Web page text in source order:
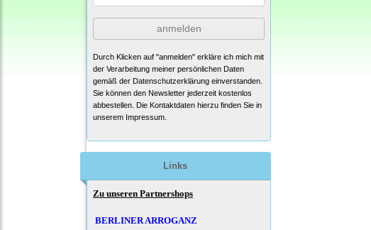
anmelden
Durch Klicken auf "anmelden" erkläre ich mich mit
der Verarbeitung meiner persönlichen Daten
gemäß der Datenschutzerklärung einverstanden.
Sie können den Newsletter jederzeit kostenlos
abbestellen. Die Kontaktdaten hierzu finden Sie in
unserem Impressum.
Links
Zu unseren Partnershops
BERLINER ARROGANZ